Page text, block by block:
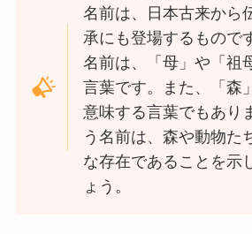
名前は、日本古来から
承にも登場するもので
名前は、「母」や「祖
言葉です。また、「森
意味する言葉でもあり
う名前は、森や動物た
な存在であることを示
ょう。